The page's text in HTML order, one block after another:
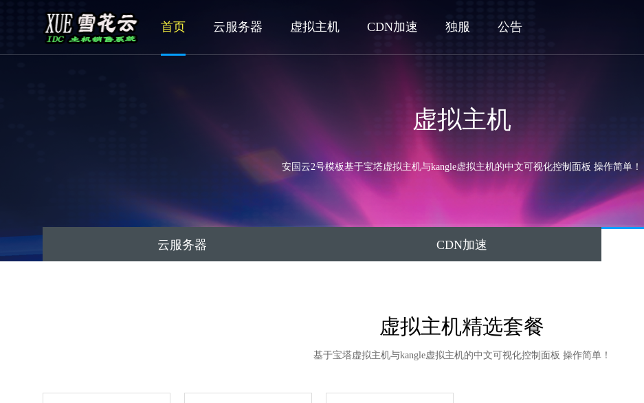
首页 云服务器 虚拟主机 CDN加速 独服 公告
虚拟主机
安国云2号模板基于宝塔虚拟主机与kangle虚拟主机的中文可视化控制面板 操作简单！
云服务器 CDN加速
虚拟主机精选套餐
基于宝塔虚拟主机与kangle虚拟主机的中文可视化控制面板 操作简单！